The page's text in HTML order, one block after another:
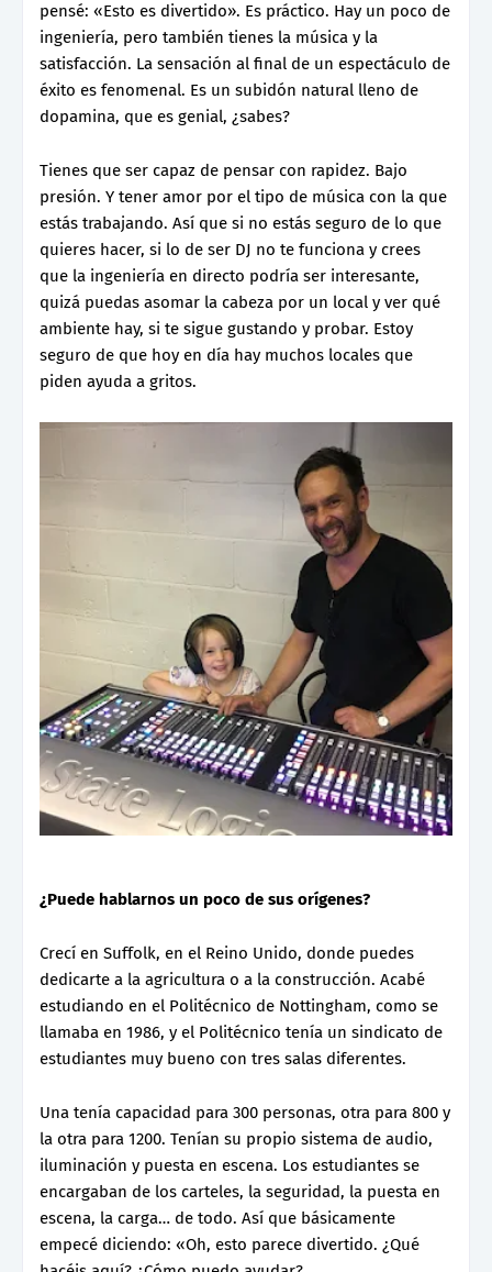
pensé: «Esto es divertido». Es práctico. Hay un poco de
ingeniería, pero también tienes la música y la
satisfacción. La sensación al final de un espectáculo de
éxito es fenomenal. Es un subidón natural lleno de
dopamina, que es genial, ¿sabes?
Tienes que ser capaz de pensar con rapidez. Bajo
presión. Y tener amor por el tipo de música con la que
estás trabajando. Así que si no estás seguro de lo que
quieres hacer, si lo de ser DJ no te funciona y crees
que la ingeniería en directo podría ser interesante,
quizá puedas asomar la cabeza por un local y ver qué
ambiente hay, si te sigue gustando y probar. Estoy
seguro de que hoy en día hay muchos locales que
piden ayuda a gritos.
¿Puede hablarnos un poco de sus orígenes?
Crecí en Suffolk, en el Reino Unido, donde puedes
dedicarte a la agricultura o a la construcción. Acabé
estudiando en el Politécnico de Nottingham, como se
llamaba en 1986, y el Politécnico tenía un sindicato de
estudiantes muy bueno con tres salas diferentes.
Una tenía capacidad para 300 personas, otra para 800 y
la otra para 1200. Tenían su propio sistema de audio,
iluminación y puesta en escena. Los estudiantes se
encargaban de los carteles, la seguridad, la puesta en
escena, la carga… de todo. Así que básicamente
empecé diciendo: «Oh, esto parece divertido. ¿Qué